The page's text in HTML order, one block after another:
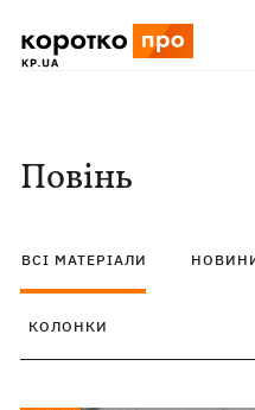
Повінь
ВСІ МАТЕРІАЛИ
КОЛОНКИ